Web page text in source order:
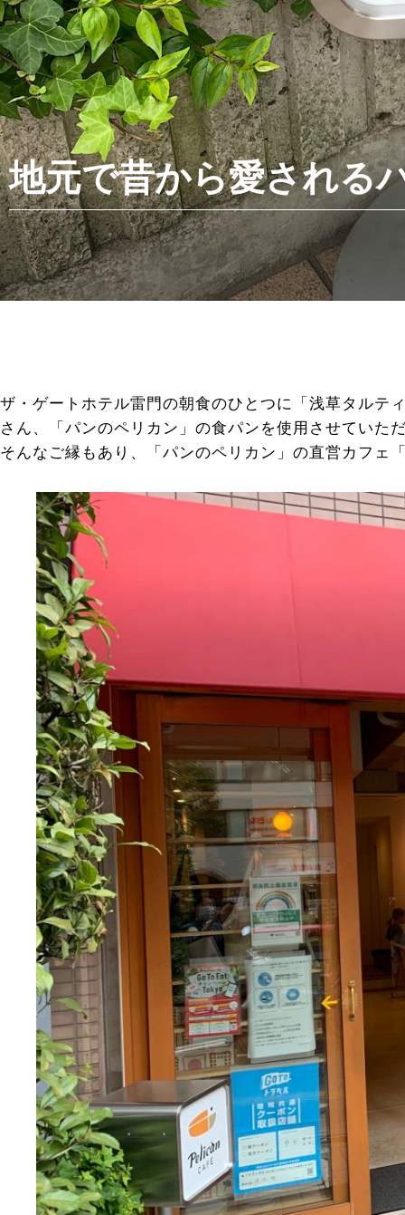
地元で昔から愛される
ザ・ゲートホテル雷門の朝食のひとつに「浅草タルテ
さん、「パンのペリカン」の食パンを使用させていた
そんなご縁もあり、「パンのペリカン」の直営カフェ